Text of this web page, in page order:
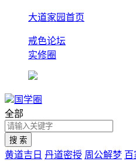
大道家园首页
戒色论坛
实修圈
国学圈
全部
黄道吉日 丹道密授 周公解梦 百